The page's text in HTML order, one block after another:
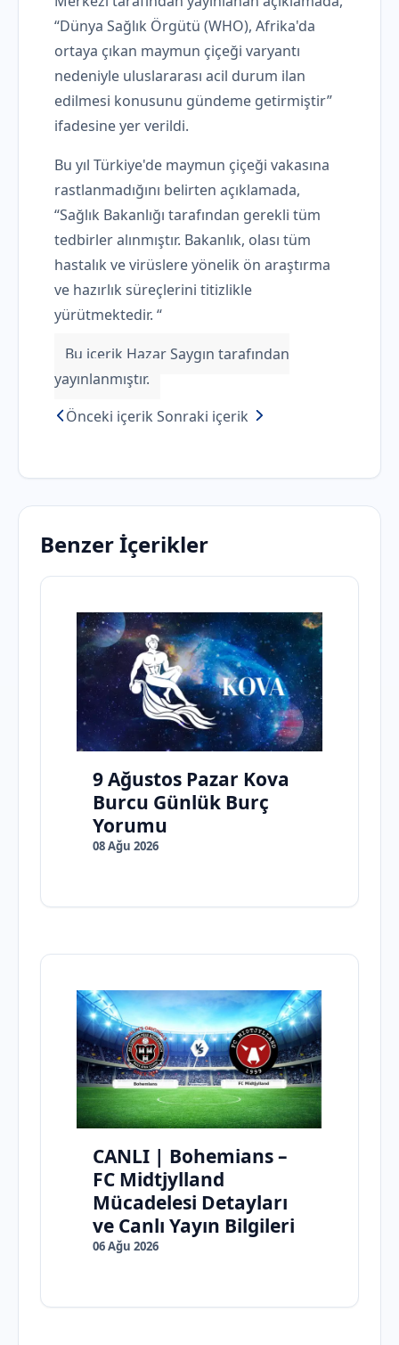
“Dünya Sağlık Örgütü (WHO), Afrika'da
ortaya çıkan maymun çiçeği varyantı
nedeniyle uluslararası acil durum ilan
edilmesi konusunu gündeme getirmiştir”
ifadesine yer verildi.
Bu yıl Türkiye'de maymun çiçeği vakasına
rastlanmadığını belirten açıklamada,
“Sağlık Bakanlığı tarafından gerekli tüm
tedbirler alınmıştır. Bakanlık, olası tüm
hastalık ve virüslere yönelik ön araştırma
ve hazırlık süreçlerini titizlikle
yürütmektedir. “
Bu içerik Hazar Saygın tarafından
yayınlanmıştır.
Önceki içerik Sonraki içerik
Benzer İçerikler
9 Ağustos Pazar Kova
Burcu Günlük Burç
Yorumu
08 Ağu 2026
CANLI | Bohemians –
FC Midtjylland
Mücadelesi Detayları
ve Canlı Yayın Bilgileri
06 Ağu 2026